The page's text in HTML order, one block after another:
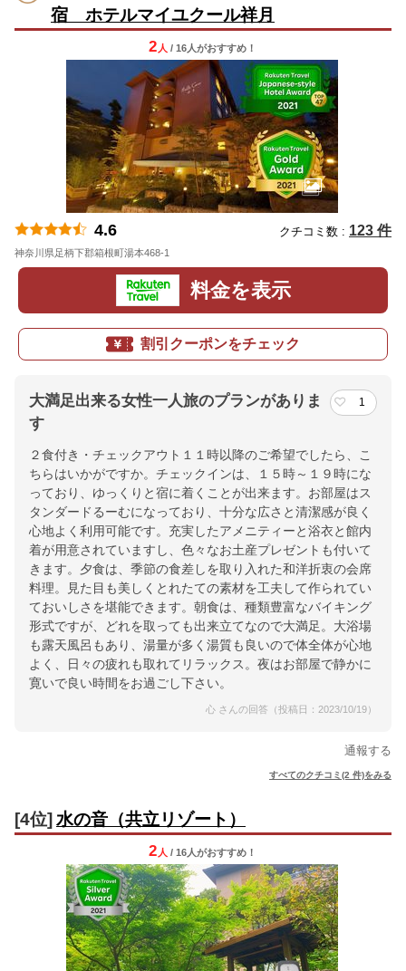
宿 ホテルマイユクール祥月
2 人 / 16人がおすすめ！
4.6 クチコミ数 : 123 件
神奈川県足柄下郡箱根町湯本468-1
料金を表示
割引クーポンをチェック
大満足出来る女性一人旅のプランがありま
す
1
２食付き・チェックアウト１１時以降のご希望でしたら、こ
ちらはいかがですか。チェックインは、１５時～１９時にな
っており、ゆっくりと宿に着くことが出来ます。お部屋はス
タンダードるーむになっており、十分な広さと清潔感が良く
心地よく利用可能です。充実したアメニティーと浴衣と館内
着が用意されていますし、色々なお土産プレゼントも付いて
きます。夕食は、季節の食差しを取り入れた和洋折衷の会席
料理。見た目も美しくとれたての素材を工夫して作られてい
ておいしさを堪能できます。朝食は、種類豊富なバイキング
形式ですが、どれを取っても出来立てなので大満足。大浴場
も露天風呂もあり、湯量が多く湯質も良いので体全体が心地
よく、日々の疲れも取れてリラックス。夜はお部屋で静かに
寛いで良い時間をお過ごし下さい。
心 さんの回答（投稿日：2023/10/19）
通報する
すべてのクチコミ(2 件)をみる
[4位] 水の音（共立リゾート）
2 人 / 16人がおすすめ！